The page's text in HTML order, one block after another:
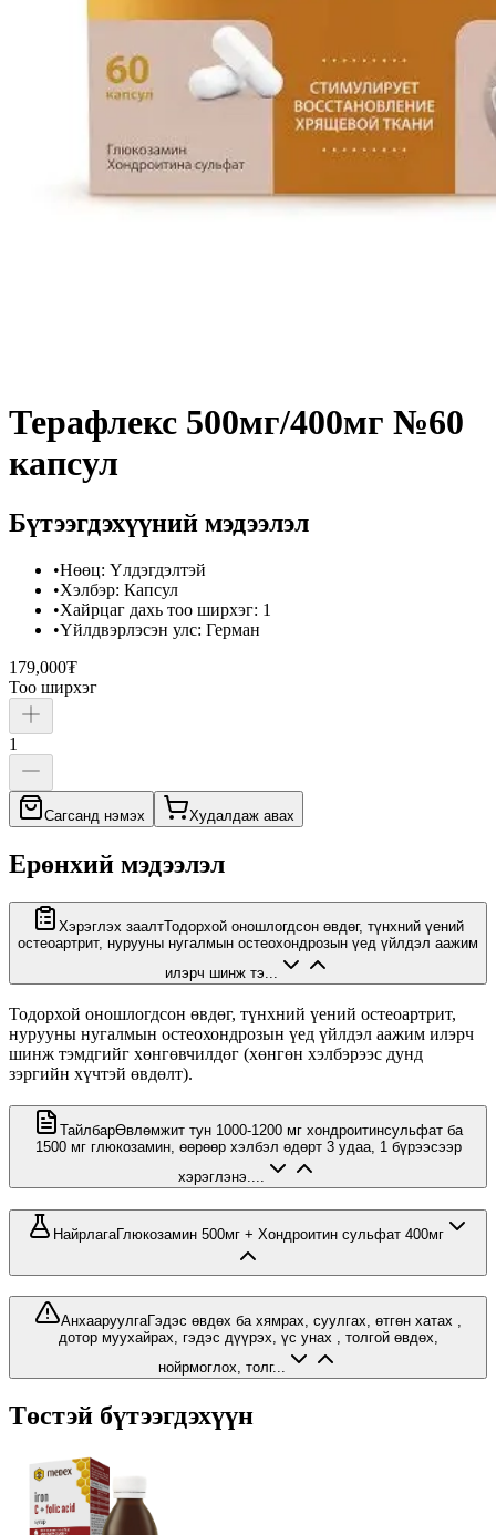
Терафлекс 500мг/400мг №60
капсул
Бүтээгдэхүүний мэдээлэл
•Нөөц: Үлдэгдэлтэй
•Хэлбэр: Капсул
•Хайрцаг дахь тоо ширхэг: 1
•Үйлдвэрлэсэн улс: Герман
179,000₮
Тоо ширхэг
1
Сагсанд нэмэх Худалдаж авах
Ерөнхий мэдээлэл
Хэрэглэх заалтТодорхой оношлогдсон өвдөг, түнхний үений
остеоартрит, нурууны нугалмын остеохондрозын үед үйлдэл аажим
илэрч шинж тэ...
Тодорхой оношлогдсон өвдөг, түнхний үений остеоартрит,
нурууны нугалмын остеохондрозын үед үйлдэл аажим илэрч
шинж тэмдгийг хөнгөвчилдөг (хөнгөн хэлбэрээс дунд
зэргийн хүчтэй өвдөлт).
ТайлбарӨвлөмжит тун 1000-1200 мг хондроитинсульфат ба
1500 мг глюкозамин, өөрөөр хэлбэл өдөрт 3 удаа, 1 бүрээсээр
хэрэглэнэ....
НайрлагаГлюкозамин 500мг + Хондроитин сульфат 400мг
АнхааруулгаГэдэс өвдөх ба хямрах, суулгах, өтгөн хатах ,
дотор муухайрах, гэдэс дүүрэх, үс унах , толгой өвдөх,
нойрмоглох, толг...
Төстэй бүтээгдэхүүн